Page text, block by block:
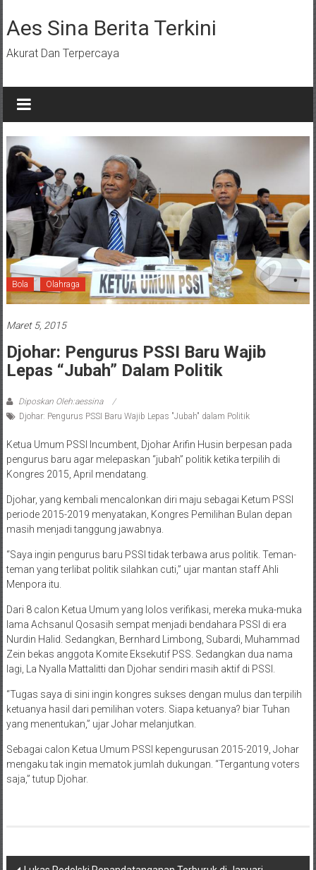
ke
konten
Aes Sina Berita Terkini
Akurat Dan Terpercaya
Bola Olahraga
Maret 5, 2015
Djohar: Pengurus PSSI Baru Wajib
Lepas “Jubah” Dalam Politik
Diposkan Oleh:aessina
Djohar: Pengurus PSSI Baru Wajib Lepas "Jubah" dalam Politik
Ketua Umum PSSI Incumbent, Djohar Arifin Husin berpesan pada
pengurus baru agar melepaskan “jubah” politik ketika terpilih di
Kongres 2015, April mendatang.
Djohar, yang kembali mencalonkan diri maju sebagai Ketum PSSI
periode 2015-2019 menyatakan, Kongres Pemilihan Bulan depan
masih menjadi tanggung jawabnya.
“Saya ingin pengurus baru PSSI tidak terbawa arus politik. Teman-
teman yang terlibat politik silahkan cuti,” ujar mantan staff Ahli
Menpora itu.
Dari 8 calon Ketua Umum yang lolos verifikasi, mereka muka-muka
lama Achsanul Qosasih sempat menjadi bendahara PSSI di era
Nurdin Halid. Sedangkan, Bernhard Limbong, Subardi, Muhammad
Zein bekas anggota Komite Eksekutif PSS. Sedangkan dua nama
lagi, La Nyalla Mattalitti dan Djohar sendiri masih aktif di PSSI.
“Tugas saya di sini ingin kongres sukses dengan mulus dan terpilih
ketuanya hasil dari pemilihan voters. Siapa ketuanya? biar Tuhan
yang menentukan,” ujar Johar melanjutkan.
Sebagai calon Ketua Umum PSSI kepengurusan 2015-2019, Johar
mengaku tak ingin mematok jumlah dukungan. “Tergantung voters
saja,” tutup Djohar.